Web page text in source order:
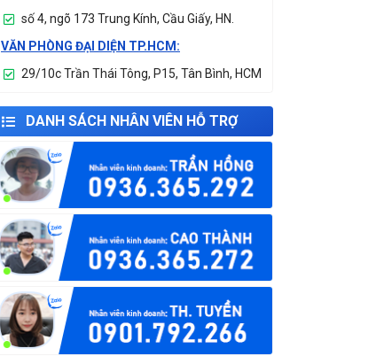
số 4, ngõ 173 Trung Kính, Cầu Giấy, HN.
VĂN PHÒNG ĐẠI DIỆN TP.HCM:
29/10c Trần Thái Tông, P15, Tân Bình, HCM
DANH SÁCH NHÂN VIÊN HỖ TRỢ